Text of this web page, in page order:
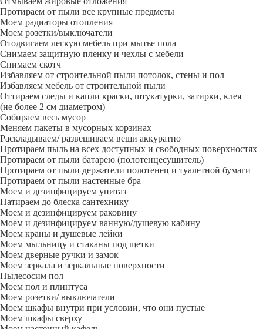
Протираем от пыли все крупные предметы
Моем радиаторы отопления
Моем розетки/выключатели
Отодвигаем легкую мебель при мытье пола
Снимаем защитную пленку и чехлы с мебели
Снимаем скотч
Избавляем от строительной пыли потолок, стены и пол
Избавляем мебель от строительной пыли
Оттираем следы и капли краски, штукатурки, затирки, клея
(не более 2 см диаметром)
Собираем весь мусор
Меняем пакеты в мусорных корзинах
Раскладываем/ развешиваем вещи аккуратно
Протираем пыль на всех доступных и свободных поверхностях
Протираем от пыли батарею (полотенцесушитель)
Протираем от пыли держатели полотенец и туалетной бумаги
Протираем от пыли настенные бра
Моем и дезинфицируем унитаз
Натираем до блеска сантехнику
Моем и дезинфицируем раковину
Моем и дезинфицируем ванную/душевую кабину
Моем краны и душевые лейки
Моем мыльницу и стаканы под щетки
Моем дверные ручки и замок
Моем зеркала и зеркальные поверхности
Пылесосим пол
Моем пол и плинтуса
Моем розетки/ выключатели
Моем шкафы внутри при условии, что они пустые
Моем шкафы сверху